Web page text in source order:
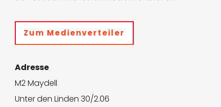
Zum Medienverteiler
Adresse
M2 Maydell
Unter den Linden 30/2.06